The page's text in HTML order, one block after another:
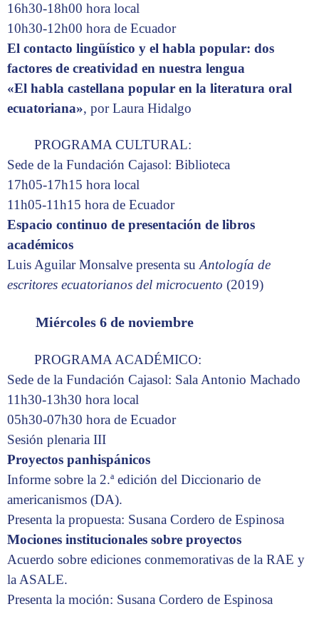
16h30-18h00 hora local
10h30-12h00 hora de Ecuador
El contacto lingüístico y el habla popular: dos
factores de creatividad en nuestra lengua
«El habla castellana popular en la literatura oral
ecuatoriana», por Laura Hidalgo
PROGRAMA CULTURAL:
Sede de la Fundación Cajasol: Biblioteca
17h05-17h15 hora local
11h05-11h15 hora de Ecuador
Espacio continuo de presentación de libros
académicos
Luis Aguilar Monsalve presenta suAntología de
escritores ecuatorianos del microcuento (2019)
Miércoles 6 de noviembre
PROGRAMA ACADÉMICO:
Sede de la Fundación Cajasol: Sala Antonio Machado
11h30-13h30 hora local
05h30-07h30 hora de Ecuador
Sesión plenaria III
Proyectos panhispánicos
Informe sobre la 2.ª edición del Diccionario de
americanismos (DA).
Presenta la propuesta: Susana Cordero de Espinosa
Mociones institucionales sobre proyectos
Acuerdo sobre ediciones conmemorativas de la RAE y
la ASALE.
Presenta la moción: Susana Cordero de Espinosa